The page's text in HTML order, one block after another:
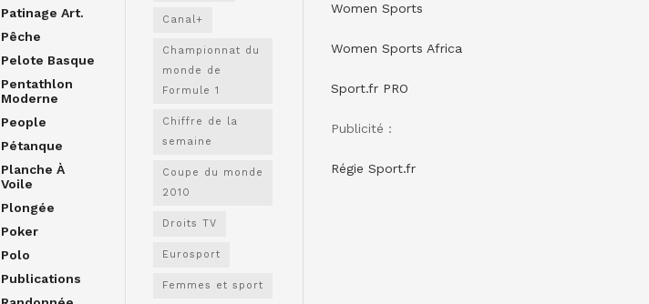
Patinage Art.
Pêche
Pelote Basque
Pentathlon
Moderne
People
Pétanque
Planche À
Voile
Plongée
Poker
Polo
Publications
Canal+
Championnat du
monde de
Formule 1
Chiffre de la
semaine
Coupe du monde
2010
Droits TV
Eurosport
Femmes et sport
Women Sports
Women Sports Africa
Sport.fr PRO
Publicité :
Régie Sport.fr